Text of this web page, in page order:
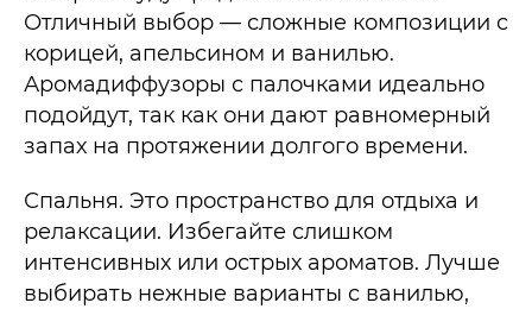
Отличный выбор — сложные композиции с
корицей, апельсином и ванилью.
Аромадиффузоры с палочками идеально
подойдут, так как они дают равномерный
запах на протяжении долгого времени.
Спальня. Это пространство для отдыха и
релаксации. Избегайте слишком
интенсивных или острых ароматов. Лучше
выбирать нежные варианты с ванилью,